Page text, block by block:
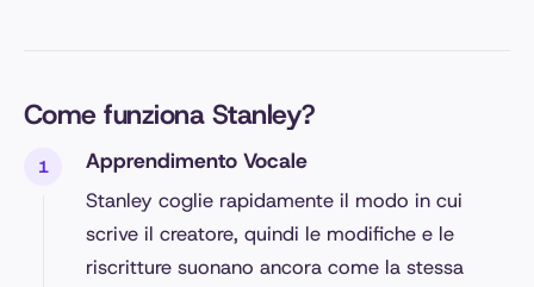
Come funziona Stanley?
Apprendimento Vocale
Stanley coglie rapidamente il modo in cui
scrive il creatore, quindi le modifiche e le
riscritture suonano ancora come la stessa